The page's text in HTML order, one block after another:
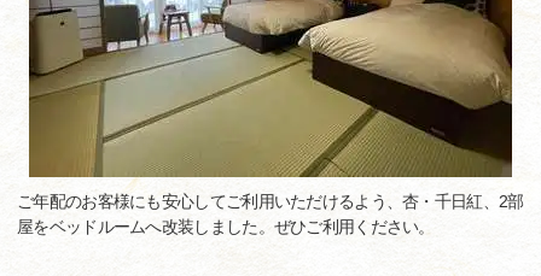
ご年配のお客様にも安心してご利用いただけるよう、杏・千日紅、2部
屋をベッドルームへ改装しました。ぜひご利用ください。